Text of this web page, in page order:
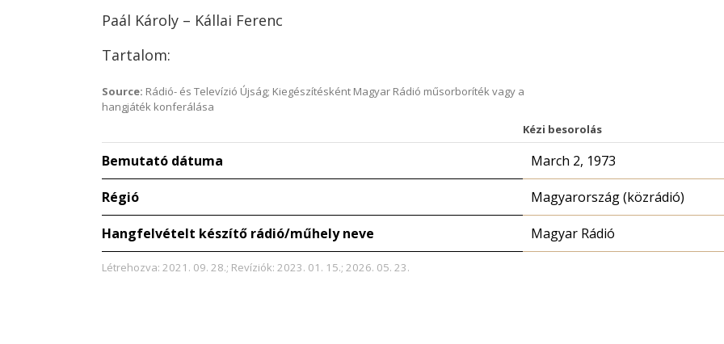
Paál Károly – Kállai Ferenc
Tartalom:
Source: Rádió- és Televízió Újság; Kiegészítésként Magyar Rádió műsorboríték vagy a
hangjáték konferálása
Kézi besorolás
Bemutató dátuma March 2, 1973
Régió Magyarország (közrádió)
Hangfelvételt készítő rádió/műhely neve Magyar Rádió
Létrehozva: 2021. 09. 28.; Revíziók: 2023. 01. 15.; 2026. 05. 23.